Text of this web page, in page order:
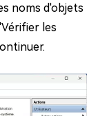
noms d'objets
les